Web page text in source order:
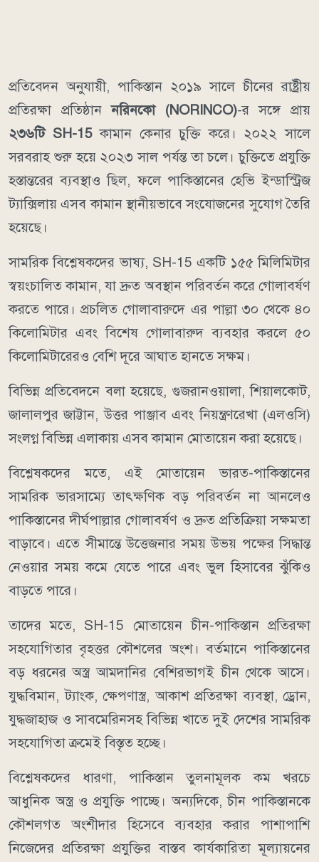
প্রতিবেদন অনুযায়ী, পাকিস্তান ২০১৯ সালে চীনের রাষ্ট্রীয়
প্রতিরক্ষা প্রতিষ্ঠাননরিনকো (NORINCO)-র সঙ্গে প্রায়
২৩৬টি SH-15কামান কেনার চুক্তি করে। ২০২২ সালে
সরবরাহ শুরু হয়ে ২০২৩ সাল পর্যন্ত তা চলে। চুক্তিতে প্রযুক্তি
হস্তান্তরের ব্যবস্থাও ছিল, ফলে পাকিস্তানের হেভি ইন্ডাস্ট্রিজ
ট্যাক্সিলায় এসব কামান স্থানীয়ভাবে সংযোজনের সুযোগ তৈরি
হয়েছে।
সামরিক বিশ্লেষকদের ভাষ্য, SH-15 একটি ১৫৫ মিলিমিটার
স্বয়ংচালিত কামান, যা দ্রুত অবস্থান পরিবর্তন করে গোলাবর্ষণ
করতে পারে। প্রচলিত গোলাবারুদে এর পাল্লা ৩০ থেকে ৪০
কিলোমিটার এবং বিশেষ গোলাবারুদ ব্যবহার করলে ৫০
কিলোমিটারেরও বেশি দূরে আঘাত হানতে সক্ষম।
বিভিন্ন প্রতিবেদনে বলা হয়েছে, গুজরানওয়ালা, শিয়ালকোট,
জালালপুর জাট্টান, উত্তর পাঞ্জাব এবং নিয়ন্ত্রণরেখা (এলওসি)
সংলগ্ন বিভিন্ন এলাকায় এসব কামান মোতায়েন করা হয়েছে।
বিশ্লেষকদের মতে, এই মোতায়েন ভারত-পাকিস্তানের
সামরিক ভারসাম্যে তাৎক্ষণিক বড় পরিবর্তন না আনলেও
পাকিস্তানের দীর্ঘপাল্লার গোলাবর্ষণ ও দ্রুত প্রতিক্রিয়া সক্ষমতা
বাড়াবে। এতে সীমান্তে উত্তেজনার সময় উভয় পক্ষের সিদ্ধান্ত
নেওয়ার সময় কমে যেতে পারে এবং ভুল হিসাবের ঝুঁকিও
বাড়তে পারে।
তাদের মতে, SH-15 মোতায়েন চীন-পাকিস্তান প্রতিরক্ষা
সহযোগিতার বৃহত্তর কৌশলের অংশ। বর্তমানে পাকিস্তানের
বড় ধরনের অস্ত্র আমদানির বেশিরভাগই চীন থেকে আসে।
যুদ্ধবিমান, ট্যাংক, ক্ষেপণাস্ত্র, আকাশ প্রতিরক্ষা ব্যবস্থা, ড্রোন,
যুদ্ধজাহাজ ও সাবমেরিনসহ বিভিন্ন খাতে দুই দেশের সামরিক
সহযোগিতা ক্রমেই বিস্তৃত হচ্ছে।
বিশ্লেষকদের ধারণা, পাকিস্তান তুলনামূলক কম খরচে
আধুনিক অস্ত্র ও প্রযুক্তি পাচ্ছে। অন্যদিকে, চীন পাকিস্তানকে
কৌশলগত অংশীদার হিসেবে ব্যবহার করার পাশাপাশি
নিজেদের প্রতিরক্ষা প্রযুক্তির বাস্তব কার্যকারিতা মূল্যায়নের